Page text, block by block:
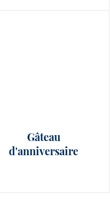
Gâteau
d'anniversaire